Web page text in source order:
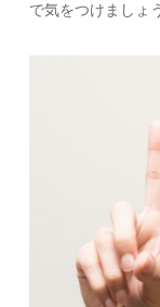
で気をつけましょ